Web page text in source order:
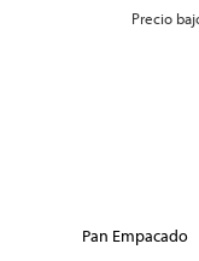
Precio
Pan Empacado